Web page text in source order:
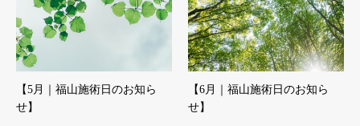
【5月｜福山施術日のお知ら
せ】
【6月｜福山施術日のお知ら
せ】